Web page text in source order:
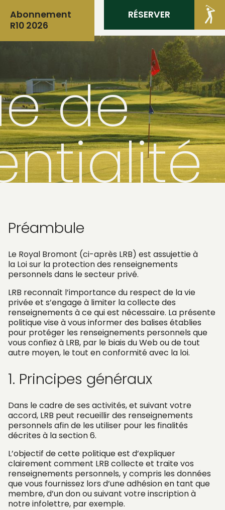
Abonnement
R10 2026
RÉSERVER
MEMBRES
de
Préambule
Le Royal Bromont (ci-après LRB) est assujettie à
la Loi sur la protection des renseignements
personnels dans le secteur privé.
LRB reconnaît l’importance du respect de la vie
privée et s’engage à limiter la collecte des
renseignements à ce qui est nécessaire. La présente
politique vise à vous informer des balises établies
pour protéger les renseignements personnels que
vous confiez à LRB, par le biais du Web ou de tout
autre moyen, le tout en conformité avec la loi.
1. Principes généraux
Dans le cadre de ses activités, et suivant votre
accord, LRB peut recueillir des renseignements
personnels afin de les utiliser pour les finalités
décrites à la section 6.
L’objectif de cette politique est d’expliquer
clairement comment LRB collecte et traite vos
renseignements personnels, y compris les données
que vous fournissez lors d’une adhésion en tant que
membre, d’un don ou suivant votre inscription à
notre infolettre, par exemple.